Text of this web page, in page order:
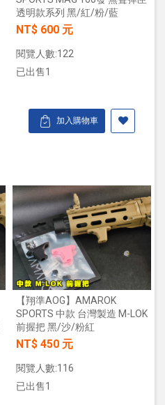
透明款系列 黑/紅/粉/藍
NT$ 600 元
閱覽人數:122
已出售1
加入購物車
【翔準AOG】AMAROK
SPORTS 中款 台灣製造 M-LOK
前握把 黑/沙/粉紅
NT$ 450 元
閱覽人數:116
已出售1